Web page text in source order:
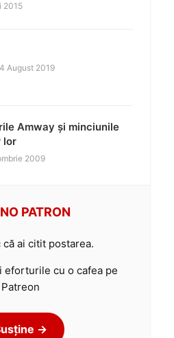
2015
August 2019
Amway și minciunile
lor
2009
PATRON
ai citit postarea.
eforturile cu o cafea pe
Patreon
→